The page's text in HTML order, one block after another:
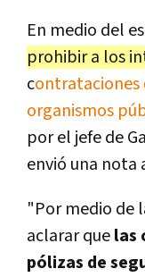
En medio del
prohibir a los
contrataciones
organismos
por el jefe de
envió una nota
"Por medio de
aclarar quelas
pólizas de